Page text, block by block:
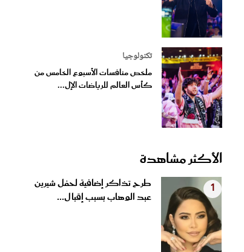
تكنولوجيا
ملخص منافسات الأسبوع الخامس من
كأس العالم للرياضات الإل...
الأكثر مشاهدة
1
طرح تذاكر إضافية لحفل شيرين
عبد الوهاب بسبب إقبال...